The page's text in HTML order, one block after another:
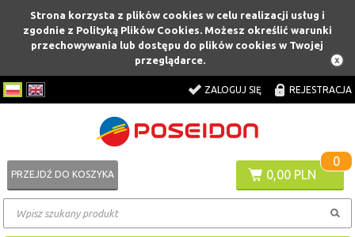
Strona korzysta z plików cookies w celu realizacji usług i
zgodnie z Polityką Plików Cookies. Możesz określić warunki
przechowywania lub dostępu do plików cookies w Twojej
przeglądarce.
ZALOGUJ SIĘ REJESTRACJA
0,00 PLN
0
PRZEJDŹ DO KOSZYKA